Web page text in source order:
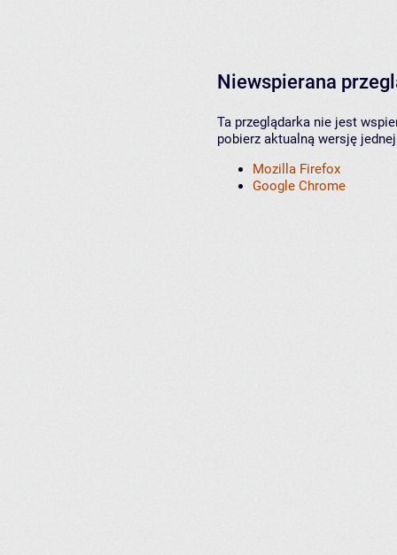
Niewspierana
Ta przeglądarka nie jest
pobierz aktualną wersję
Mozilla Firefox
Google Chrome